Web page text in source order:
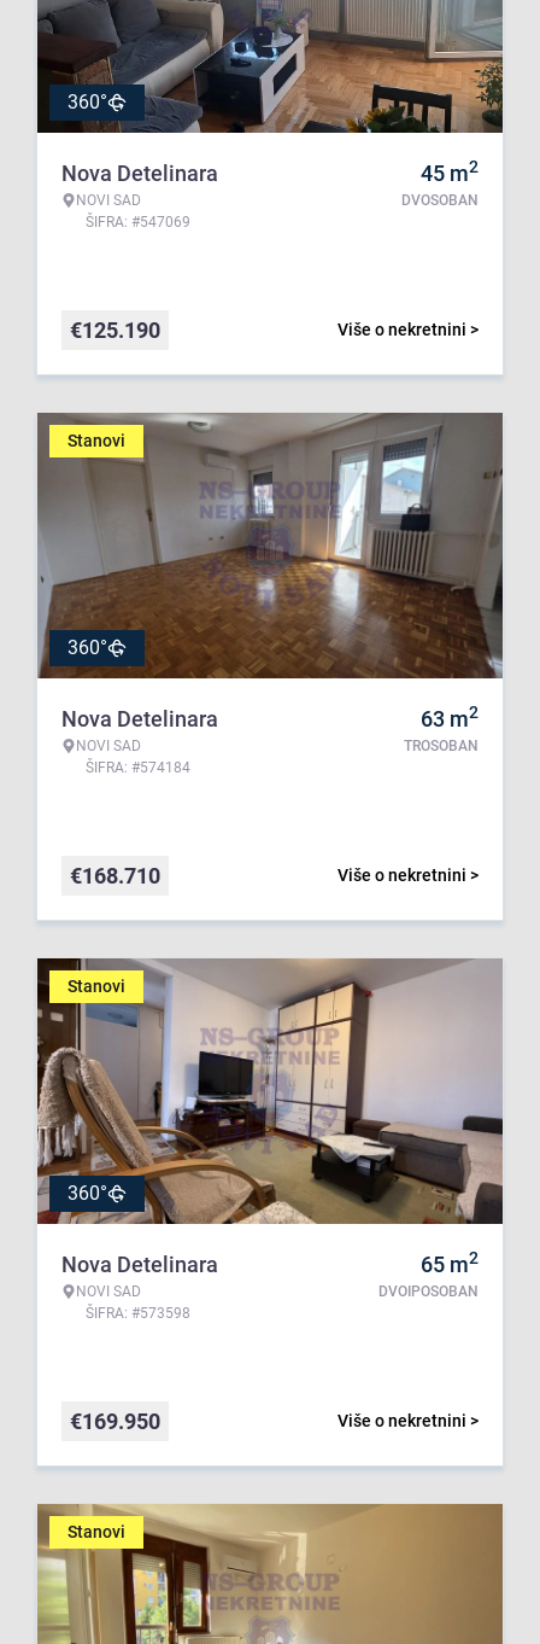
360°
Nova Detelinara
NOVI SAD
ŠIFRA: #547069
45 m2
DVOSOBAN
Više o nekretnini >
€125.190
Stanovi
360°
Nova Detelinara
NOVI SAD
ŠIFRA: #574184
63 m2
TROSOBAN
Više o nekretnini >
€168.710
Stanovi
360°
Nova Detelinara
NOVI SAD
ŠIFRA: #573598
65 m2
DVOIPOSOBAN
Više o nekretnini >
€169.950
Stanovi